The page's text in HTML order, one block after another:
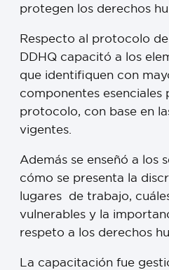
protegen los derechos
Respecto al protocolo
DDHQ capacitó a los
que identifiquen con
componentes esenciales
protocolo, con base en
vigentes.
Además se enseñó a los
cómo se presenta la
lugares de trabajo,
vulnerables y la
respeto a los derechos
La capacitación fue